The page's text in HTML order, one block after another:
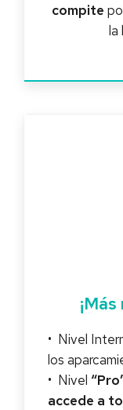
compite
la
• Nivel
los
• Nivel
accede a